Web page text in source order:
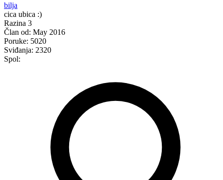
bilja
cica ubica :)
Razina 3
Član od: May 2016
Poruke: 5020
Sviđanja: 2320
Spol: